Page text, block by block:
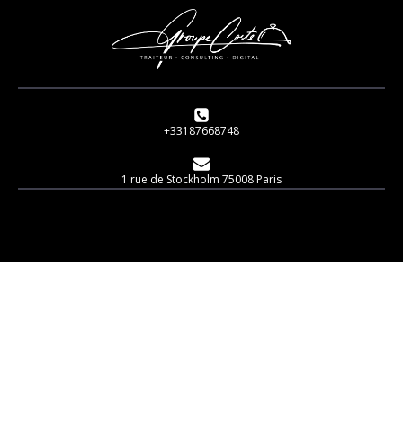
+33187668748
1 rue de Stockholm 75008 Paris